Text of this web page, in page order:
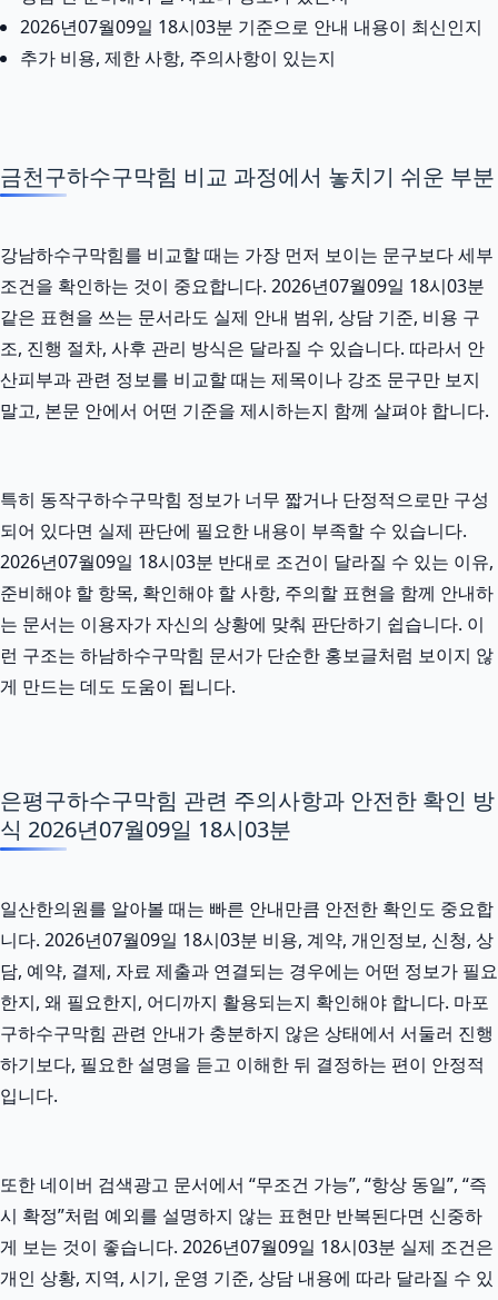
2026년07월09일 18시03분 기준으로 안내 내용이 최신인지
추가 비용, 제한 사항, 주의사항이 있는지
금천구하수구막힘 비교 과정에서 놓치기 쉬운 부분
강남하수구막힘를 비교할 때는 가장 먼저 보이는 문구보다 세부
조건을 확인하는 것이 중요합니다. 2026년07월09일 18시03분
같은 표현을 쓰는 문서라도 실제 안내 범위, 상담 기준, 비용 구
조, 진행 절차, 사후 관리 방식은 달라질 수 있습니다. 따라서 안
산피부과 관련 정보를 비교할 때는 제목이나 강조 문구만 보지
말고, 본문 안에서 어떤 기준을 제시하는지 함께 살펴야 합니다.
특히 동작구하수구막힘 정보가 너무 짧거나 단정적으로만 구성
되어 있다면 실제 판단에 필요한 내용이 부족할 수 있습니다.
2026년07월09일 18시03분 반대로 조건이 달라질 수 있는 이유,
준비해야 할 항목, 확인해야 할 사항, 주의할 표현을 함께 안내하
는 문서는 이용자가 자신의 상황에 맞춰 판단하기 쉽습니다. 이
런 구조는 하남하수구막힘 문서가 단순한 홍보글처럼 보이지 않
게 만드는 데도 도움이 됩니다.
은평구하수구막힘 관련 주의사항과 안전한 확인 방
식 2026년07월09일 18시03분
일산한의원를 알아볼 때는 빠른 안내만큼 안전한 확인도 중요합
니다. 2026년07월09일 18시03분 비용, 계약, 개인정보, 신청, 상
담, 예약, 결제, 자료 제출과 연결되는 경우에는 어떤 정보가 필요
한지, 왜 필요한지, 어디까지 활용되는지 확인해야 합니다. 마포
구하수구막힘 관련 안내가 충분하지 않은 상태에서 서둘러 진행
하기보다, 필요한 설명을 듣고 이해한 뒤 결정하는 편이 안정적
입니다.
또한 네이버 검색광고 문서에서 “무조건 가능”, “항상 동일”, “즉
시 확정”처럼 예외를 설명하지 않는 표현만 반복된다면 신중하
게 보는 것이 좋습니다. 2026년07월09일 18시03분 실제 조건은
개인 상황, 지역, 시기, 운영 기준, 상담 내용에 따라 달라질 수 있